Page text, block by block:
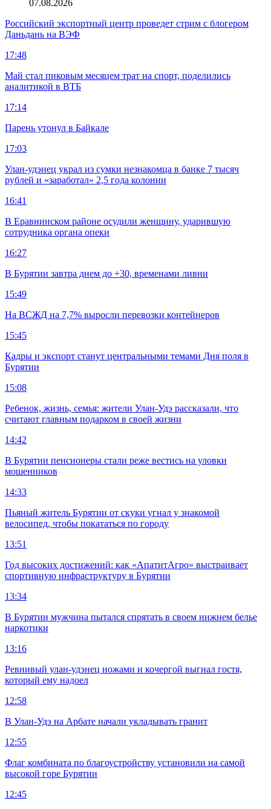
07.08.2026
Российский экспортный центр проведет стрим с блогером
Даньдань на ВЭФ
17:48
Май стал пиковым месяцем трат на спорт, поделились
аналитикой в ВТБ
17:14
Парень утонул в Байкале
17:03
Улан-удэнец украл из сумки незнакомца в банке 7 тысяч
рублей и «заработал» 2,5 года колонии
16:41
В Еравнинском районе осудили женщину, ударившую
сотрудника органа опеки
16:27
В Бурятии завтра днем до +30, временами ливни
15:49
На ВСЖД на 7,7% выросли перевозки контейнеров
15:45
Кадры и экспорт станут центральными темами Дня поля в
Бурятии
15:08
Ребенок, жизнь, семья: жители Улан-Удэ рассказали, что
считают главным подарком в своей жизни
14:42
В Бурятии пенсионеры стали реже вестись на уловки
мошенников
14:33
Пьяный житель Бурятии от скуки угнал у знакомой
велосипед, чтобы покататься по городу
13:51
Год высоких достижений: как «АпатитАгро» выстраивает
спортивную инфраструктуру в Бурятии
13:34
В Бурятии мужчина пытался спрятать в своем нижнем белье
наркотики
13:16
Ревнивый улан-удэнец ножами и кочергой выгнал гостя,
который ему надоел
12:58
В Улан-Удэ на Арбате начали укладывать гранит
12:55
Флаг комбината по благоустройству установили на самой
высокой горе Бурятии
12:45